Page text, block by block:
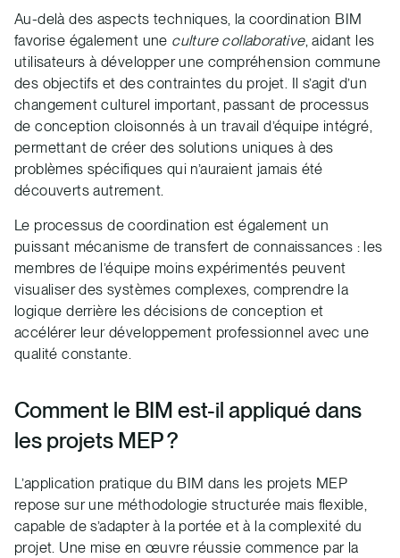
Au-delà des aspects techniques, la coordination BIM
favorise également une culture collaborative, aidant les
utilisateurs à développer une compréhension commune
des objectifs et des contraintes du projet. Il s’agit d’un
changement culturel important, passant de processus
de conception cloisonnés à un travail d’équipe intégré,
permettant de créer des solutions uniques à des
problèmes spécifiques qui n’auraient jamais été
découverts autrement.
Le processus de coordination est également un
puissant mécanisme de transfert de connaissances : les
membres de l’équipe moins expérimentés peuvent
visualiser des systèmes complexes, comprendre la
logique derrière les décisions de conception et
accélérer leur développement professionnel avec une
qualité constante.
Comment le BIM est-il appliqué dans
les projets MEP ?
L’application pratique du BIM dans les projets MEP
repose sur une méthodologie structurée mais flexible,
capable de s’adapter à la portée et à la complexité du
projet. Une mise en œuvre réussie commence par la